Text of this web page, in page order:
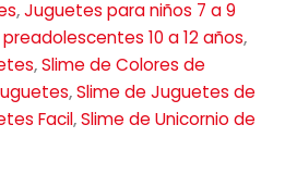
,Juguetes para niños 7 a 9
10 a 12 años,
,Slime de Colores de
,Slime de Juguetes de
Facil,Slime de Unicornio de